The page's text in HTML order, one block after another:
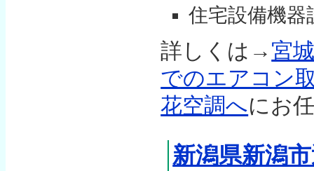
住宅設備機器
詳しくは→ 宮
でのエアコン
花空調へにお
新潟県新潟